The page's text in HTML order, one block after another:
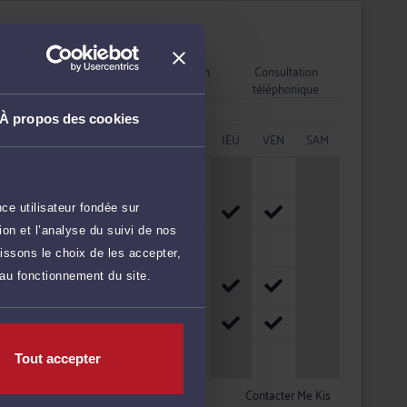
À propos des cookies
utilisateur fondée sur
et l’analyse du suivi de nos
le choix de les accepter,
fonctionnement du site.
Tout accepter
Rendez-vous
cabinet
Consultation
vidéo
Consultation
téléphonique
JEU VEN
SAM
10h - 12h
12h - 14h
14h - 16h
16h - 18h
18h - 20h
Contacter Me Kis